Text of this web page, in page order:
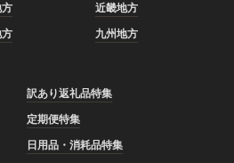
近畿地方
九州地方
訳あり返礼品特集
定期便特集
日用品・消耗品特集